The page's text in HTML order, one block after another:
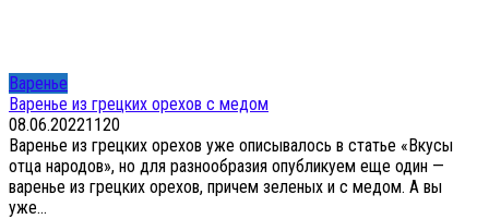
Варенье
Варенье из грецких орехов с медом
08.06.20221120
Варенье из грецких орехов уже описывалось в статье «Вкусы
отца народов», но для разнообразия опубликуем еще один —
варенье из грецких орехов, причем зеленых и с медом. А вы
уже...